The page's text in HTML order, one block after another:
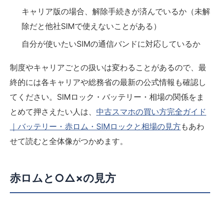
キャリア版の場合、解除手続きが済んでいるか（未解
除だと他社SIMで使えないことがある）
自分が使いたいSIMの通信バンドに対応しているか
制度やキャリアごとの扱いは変わることがあるので、最
終的には各キャリアや総務省の最新の公式情報も確認し
てください。SIMロック・バッテリー・相場の関係をま
とめて押さえたい人は、 中古スマホの買い方完全ガイド
｜バッテリー・赤ロム・SIMロックと相場の見方もあわ
せて読むと全体像がつかめます。
赤ロムと○△×の見方